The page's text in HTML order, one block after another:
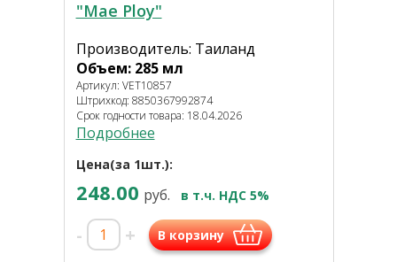
"Mae Ploy"
Производитель: Таиланд
Объем: 285 мл
Артикул: VET10857
Штрихкод: 8850367992874
Срок годности товара: 18.04.2026
Подробнее
Цена(за 1шт.):
248.00 руб. в т.ч. НДС 5%
- + В корзину